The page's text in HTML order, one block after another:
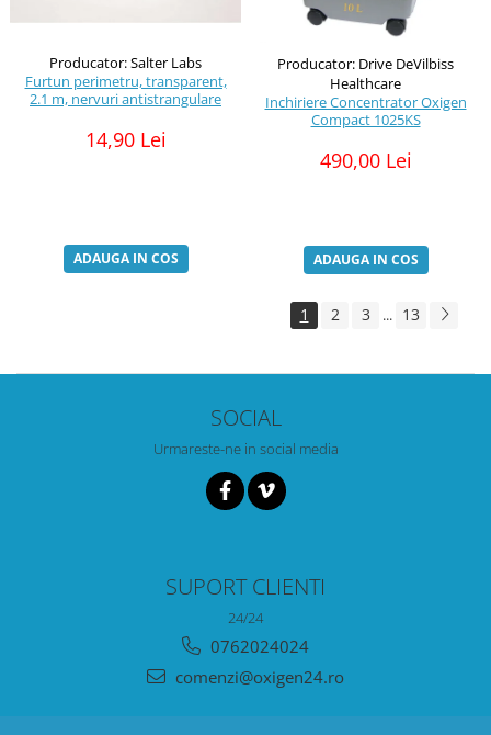
Producator: Salter Labs
Furtun perimetru, transparent,
2.1 m, nervuri antistrangulare
14,90 Lei
ADAUGA IN COS
Producator: Drive DeVilbiss
Healthcare
Inchiriere Concentrator Oxigen
Compact 1025KS
490,00 Lei
ADAUGA IN COS
1 2 3 ... 13
SOCIAL
Urmareste-ne in social media
SUPORT CLIENTI
24/24
0762024024
comenzi@oxigen24.ro